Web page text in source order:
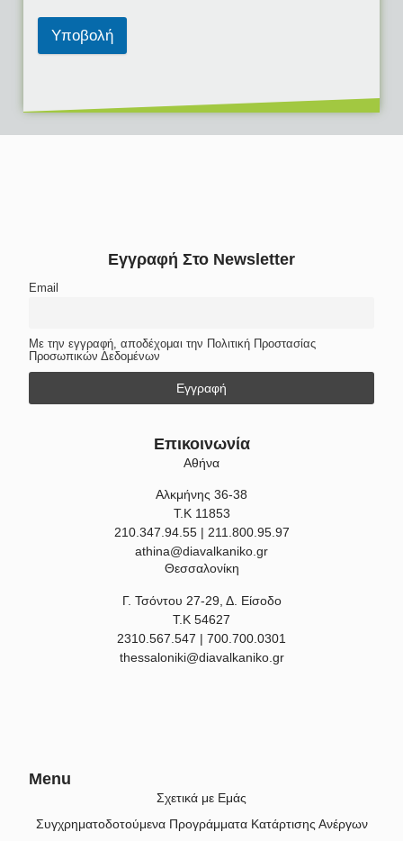
Υποβολή
Menu
Σχετικά με Εμάς
Συγχρηματοδοτούμενα Προγράμματα Κατάρτισης Ανέργων
Επικοινωνία
Αθήνα
Αλκμήνης 36-38
Τ.Κ 11853
210.347.94.55 | 211.800.95.97
athina@diavalkaniko.gr
Θεσσαλονίκη
Γ. Τσόντου 27-29, Δ. Είσοδο
Τ.Κ 54627
2310.567.547 | 700.700.0301
thessaloniki@diavalkaniko.gr
Εγγραφή Στο Newsletter
Email
Με την εγγραφή, αποδέχομαι την Πολιτική Προστασίας
Προσωπικών Δεδομένων